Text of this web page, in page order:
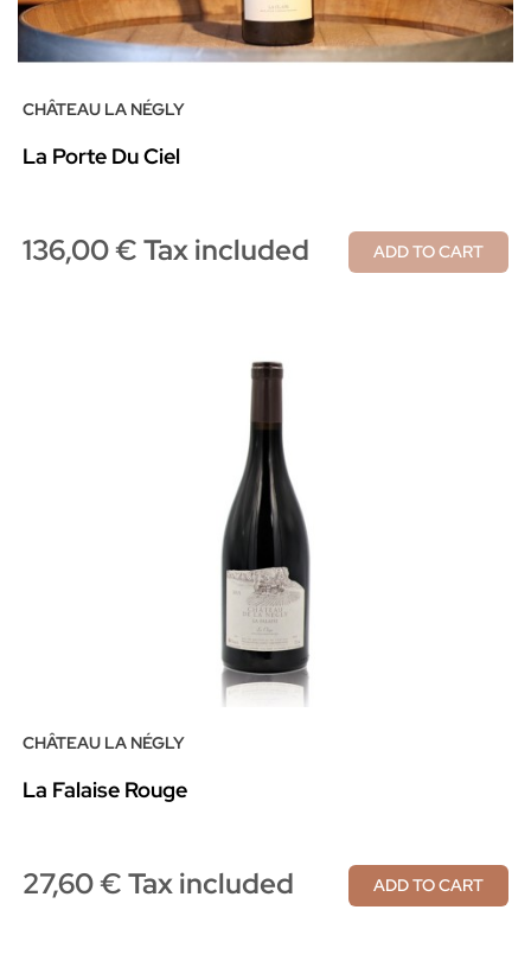
CHÂTEAU LA NÉGLY
La Porte Du Ciel
136,00 € Tax included ADD TO CART
CHÂTEAU LA NÉGLY
La Falaise Rouge
27,60 € Tax included ADD TO CART